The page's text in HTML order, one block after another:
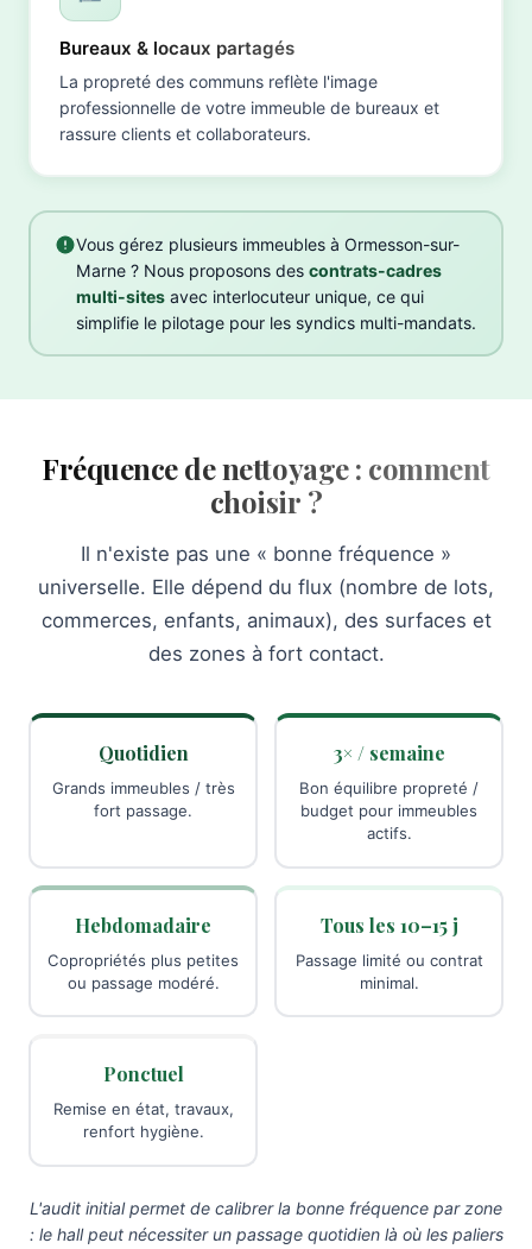
Bureaux & locaux partagés
La propreté des communs reflète l'image
professionnelle de votre immeuble de bureaux et
rassure clients et collaborateurs.
Vous gérez plusieurs immeubles à Ormesson-sur-
Marne ? Nous proposons des contrats-cadres
multi-sitesavec interlocuteur unique, ce qui
simplifie le pilotage pour les syndics multi-mandats.
Fréquence de nettoyage : comment
choisir ?
Il n'existe pas une « bonne fréquence »
universelle. Elle dépend du flux (nombre de lots,
commerces, enfants, animaux), des surfaces et
des zones à fort contact.
Quotidien
Grands immeubles / très
fort passage.
3× / semaine
Bon équilibre propreté /
budget pour immeubles
actifs.
Hebdomadaire
Copropriétés plus petites
ou passage modéré.
Tous les 10–15 j
Passage limité ou contrat
minimal.
Ponctuel
Remise en état, travaux,
renfort hygiène.
L'audit initial permet de calibrer la bonne fréquence par zone
: le hall peut nécessiter un passage quotidien là où les paliers